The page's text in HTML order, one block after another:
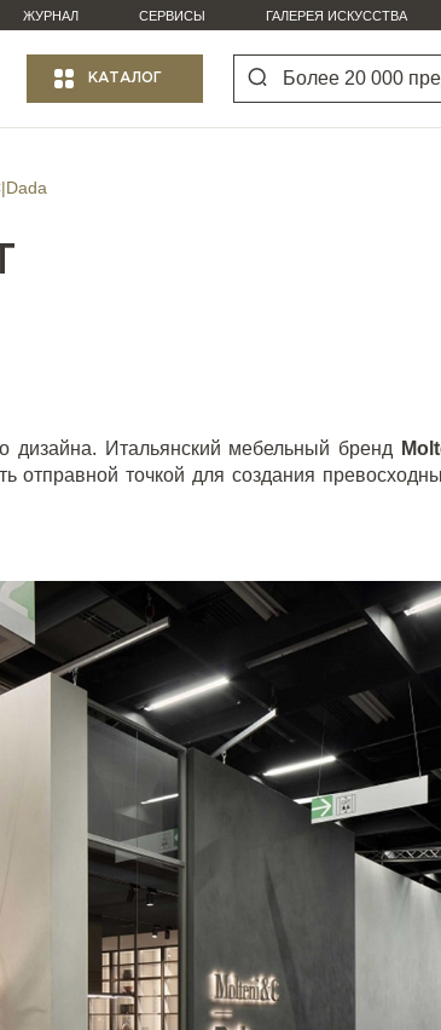
ЖУРНАЛ СЕРВИСЫ ГАЛЕРЕЯ ИСКУССТВА
КАТАЛОГ
дизайна. Итальянский мебельный бренд
отправной точкой для создания